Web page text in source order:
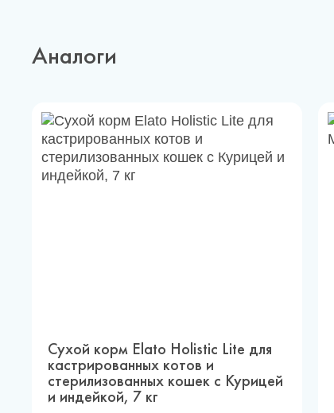
Аналоги
Сухой корм Elato Holistic Lite для
кастрированных котов и
стерилизованных кошек с Курицей
и индейкой, 7 кг